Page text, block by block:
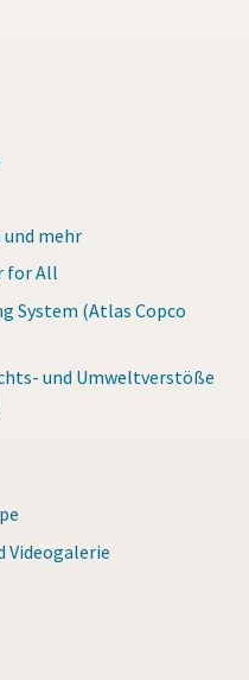
mehr
for All
System (Atlas Copco
und Umweltverstöße
Videogalerie